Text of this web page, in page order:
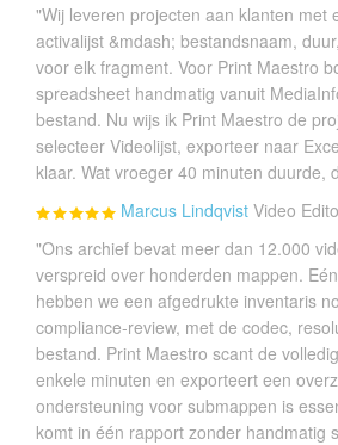
"Wij leveren projecten aan klanten met
activalijst &mdash; bestandsnaam,
voor elk fragment. Voor Print Maestro
spreadsheet handmatig vanuit
bestand. Nu wijs ik Print Maestro de
selecteer Videolijst, exporteer naar
klaar. Wat vroeger 40 minuten duurde,
Marcus Lindqvist Video
"Ons archief bevat meer dan 12.000
verspreid over honderden mappen.
hebben we een afgedrukte inventaris
compliance-review, met de codec,
bestand. Print Maestro scant de
enkele minuten en exporteert een
ondersteuning voor submappen is
komt in één rapport zonder handmatig